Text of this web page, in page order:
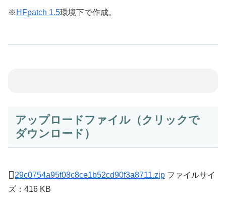
※ HFpatch 1.5環境下で作成。
アップロードファイル（クリックで
ダウンロード）
29c0754a95f08c8ce1b52cd90f3a8711.zip ファイルサイ
ズ：416 KB